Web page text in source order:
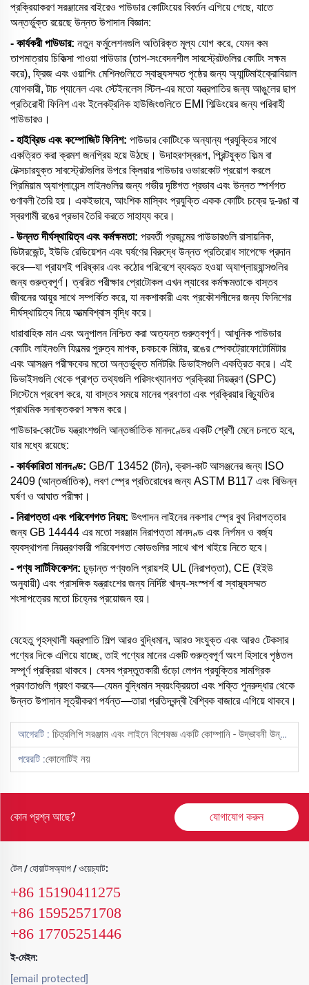
প্রক্রিয়াকরণ সরঞ্জামের বাইরেও পাউডার কোটিংয়ের বিবর্তন এগিয়ে গেছে, যাতে
অন্তর্ভুক্ত রয়েছে উন্নত উপাদান বিজ্ঞান:
- কার্যকরী পাউডার: নতুন ফর্মুলেশনগুলি অতিরিক্ত মূল্য যোগ করে, যেমন কম
তাপমাত্রায় চিকিত্সা পাওয়া পাউডার (তাপ-সংবেদনশীল সাবস্ট্রেটগুলির কোটিং সক্ষম
করে), ফ্রিজ এবং ওয়াশিং মেশিনগুলিতে স্বাস্থ্যসম্মত পৃষ্ঠের জন্য অ্যান্টিমাইক্রোবিয়াল
যোগকারী, টাচ প্যানেল এবং স্টেইনলেস স্টিল-এর মতো যন্ত্রপাতির জন্য আঙুলের ছাপ
প্রতিরোধী ফিনিশ এবং ইলেকট্রনিক হাউজিংগুলিতে EMI শিল্ডিংয়ের জন্য পরিবাহী
পাউডারও।
- হাইব্রিড এবং কম্পোজিট ফিনিশ: পাউডার কোটিংকে অন্যান্য প্রযুক্তির সাথে
একত্রিত করা ক্রমশ জনপ্রিয় হয়ে উঠছে। উদাহরণস্বরূপ, প্রিন্টযুক্ত ফিল্ম বা
টেক্সচারযুক্ত সাবস্ট্রেটগুলির উপরে ক্লিয়ার পাউডার ওভারকোট প্রয়োগ করলে
প্রিমিয়াম অ্যাপ্লায়েন্স লাইনগুলির জন্য গভীর দৃষ্টিগত প্রভাব এবং উন্নত স্পর্শগত
গুণাবলী তৈরি হয়। একইভাবে, আংশিক মাস্কিং প্রযুক্তি একক কোটিং চক্রে দু-রঙা বা
স্বরগামী রঙের প্রভাব তৈরি করতে সাহায্য করে।
- উন্নত দীর্ঘস্থায়িত্ব এবং কর্মক্ষমতা: পরবর্তী প্রজন্মের পাউডারগুলি রাসায়নিক,
ডিটারজেন্ট, ইউভি রেডিয়েশন এবং ঘর্ষণের বিরুদ্ধে উন্নত প্রতিরোধ সাপেক্ষে প্রদান
করে—যা প্রায়শই পরিষ্কার এবং কঠোর পরিবেশে ব্যবহৃত হওয়া অ্যাপ্লায়্যান্সগুলির
জন্য গুরুত্বপূর্ণ। ত্বরিত পরীক্ষার প্রোটোকল এখন ল্যাবের কর্মক্ষমতাকে বাস্তব
জীবনের আয়ুর সাথে সম্পর্কিত করে, যা নকশাকারী এবং প্রকৌশলীদের জন্য ফিনিশের
দীর্ঘস্থায়িত্ব নিয়ে আত্মবিশ্বাস বৃদ্ধি করে।
ধারাবাহিক মান এবং অনুপালন নিশ্চিত করা অত্যন্ত গুরুত্বপূর্ণ। আধুনিক পাউডার
কোটিং লাইনগুলি ফিল্মের পুরুত্ব মাপক, চকচকে মিটার, রঙের স্পেকট্রোফোটোমিটার
এবং আসঞ্জন পরীক্ষকের মতো অন্তর্ভুক্ত মনিটরিং ডিভাইসগুলি একত্রিত করে। এই
ডিভাইসগুলি থেকে প্রাপ্ত তথ্যগুলি পরিসংখ্যানগত প্রক্রিয়া নিয়ন্ত্রণ (SPC)
সিস্টেমে প্রবেশ করে, যা বাস্তব সময়ে মানের প্রবণতা এবং প্রক্রিয়ার বিচ্যুতির
প্রাথমিক সনাক্তকরণ সক্ষম করে।
পাউডার-কোটেড যন্ত্রাংশগুলি আন্তর্জাতিক মানদণ্ডের একটি শ্রেণী মেনে চলতে হবে,
যার মধ্যে রয়েছে:
- কার্যকারিতা মানদণ্ড: GB/T 13452 (চীন), ক্রস-কাট আসঞ্জনের জন্য ISO
2409 (আন্তর্জাতিক), লবণ স্প্রে প্রতিরোধের জন্য ASTM B117 এবং বিভিন্ন
ঘর্ষণ ও আঘাত পরীক্ষা।
- নিরাপত্তা এবং পরিবেশগত নিয়ম: উৎপাদন লাইনের নকশার স্প্রে বুথ নিরাপত্তার
জন্য GB 14444 এর মতো সরঞ্জাম নিরাপত্তা মানদণ্ড এবং নির্গমন ও বর্জ্য
ব্যবস্থাপনা নিয়ন্ত্রণকারী পরিবেশগত কোডগুলির সাথে খাপ খাইয়ে নিতে হবে।
- পণ্য সার্টিফিকেশন: চূড়ান্ত পণ্যগুলি প্রায়শই UL (নিরাপত্তা), CE (ইইউ
অনুযায়ী) এবং প্রাসঙ্গিক যন্ত্রাংশের জন্য নির্দিষ্ট খাদ্য-সংস্পর্শ বা স্বাস্থ্যসম্মত
শংসাপত্রের মতো চিহ্নের প্রয়োজন হয়।
যেহেতু গৃহস্থালী যন্ত্রপাতি শিল্প আরও বুদ্ধিমান, আরও সংযুক্ত এবং আরও টেকসার
পণ্যের দিকে এগিয়ে যাচ্ছে, তাই পণ্যের মানের একটি গুরুত্বপূর্ণ অংশ হিসাবে পৃষ্ঠতল
সম্পূর্ণ প্রক্রিয়া থাকবে। যেসব প্রস্তুতকারী গুঁড়ো লেপন প্রযুক্তির সামগ্রিক
প্রবণতাগুলি গ্রহণ করবে—যেমন বুদ্ধিমান স্বয়ংক্রিয়তা এবং শক্তি পুনরুদ্ধার থেকে
উন্নত উপাদান সূত্রীকরণ পর্যন্ত—তারা প্রতিদ্বন্দ্বী বৈশ্বিক বাজারে এগিয়ে থাকবে।
আগেরটি : চিত্রলিপি সরঞ্জাম এবং লাইনে বিশেষজ্ঞ একটি কোম্পানি - উদ্ভাবনী উন্নয়নের মাধ্যমে শিল্পের নেতৃত্ব দান এবং নতুন প্রবণতা প্রতিষ্ঠা করা
পরেরটি :কোনোটিই নয়
কোন প্রশ্ন আছে? যোগাযোগ করুন
টেল / হোয়াটসঅ্যাপ / ওয়েচ্যাট:
+86 15190411275
+86 15952571708
+86 17705251446
ই-মেইল:
[email protected]